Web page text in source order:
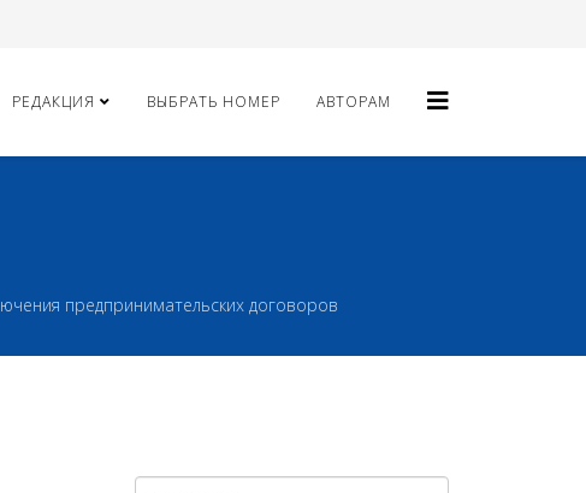
РЕДАКЦИЯ ВЫБРАТЬ НОМЕР АВТОРАМ
предпринимательских договоров